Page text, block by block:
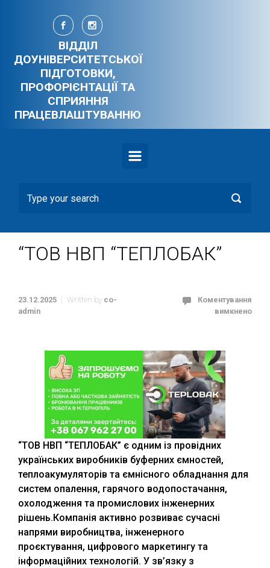
Skip to main content
ВІДДІЛ
ДОУНІВЕРСИТЕТСЬКОЇ
ПІДГОТОВКИ,
ПРОФОРІЄНТАЦІЇ ТА
СПРИЯННЯ
ПРАЦЕВЛАШТУВАННЮ
“ТОВ НВП “ТЕПЛОБАК”
23.12.2025 Written by co-
admin
Коментування
вимкнено
“ТОВ НВП “ТЕПЛОБАК” є одним із провідних
українських виробників буферних ємностей,
теплоакумуляторів та ємнісного обладнання для
систем опалення, гарячого водопостачання,
охолодження та промислових інженерних
рішень.Компанія активно розвиває сучасні
напрями виробництва, інженерного
проєктування, цифрового маркетингу та
інформаційних технологій. У зв’язку з